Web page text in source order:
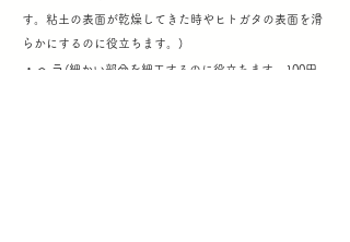
す。粘土の表面が乾燥してきた時やヒトガタの表面を滑
らかにするのに役立ちます。)
・ヘラ (細かい部分を細工するのに役立ちます。100円